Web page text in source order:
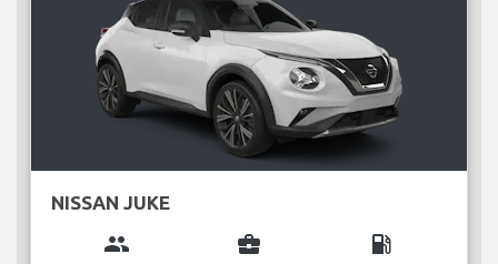
NISSAN JUKE
group business_center local_gas_station